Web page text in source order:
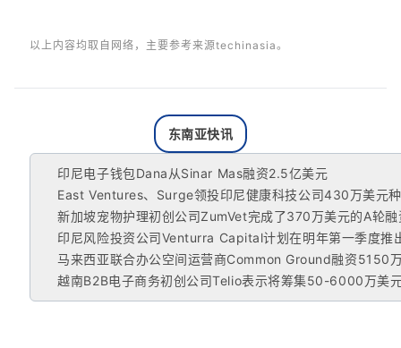
以上内容均取自网络，主要参考来源techinasia。
东南亚快讯
印尼电子钱包Dana从Sinar Mas融资2.5亿美元
East Ventures、Surge领投印尼健康科技公司430万美元
新加坡宠物护理初创公司ZumVet完成了370万美元的A轮融
印尼风险投资公司Venturra Capital计划在明年第一季度推
马来西亚联合办公空间运营商Common Ground融资5150
越南B2B电子商务初创公司Telio表示将筹集50-6000万美